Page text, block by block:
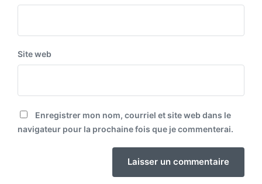
Site web
Enregistrer mon nom, courriel et site web dans le
navigateur pour la prochaine fois que je commenterai.